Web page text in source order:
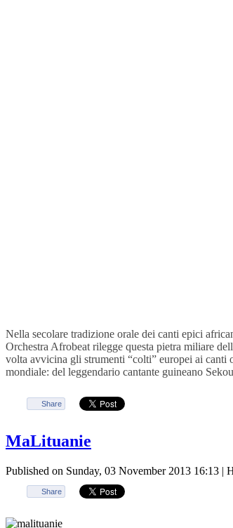
Nella secolare tradizione orale dei canti epici
Orchestra Afrobeat rilegge questa pietra miliare
volta avvicina gli strumenti “colti” europei ai canti
mondiale: del leggendario cantante guineano
Share
MaLituanie
Published on Sunday, 03 November 2013 16:13 |
Share